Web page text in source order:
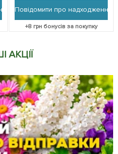
3 шт в упаковці
Повідомити про надходження
+8 грн бонусів за покупку
АКЦІЇ